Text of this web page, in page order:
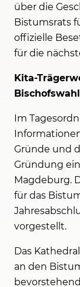
über die
Bistumsrats
offizielle
für die
Kita-
Bischofswahl
Im
Gründe und
Gründung
Magdeburg.
für das
vorgestellt.
Das
an den